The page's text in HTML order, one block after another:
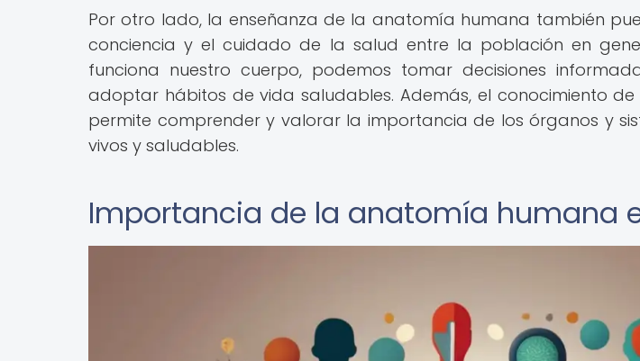
Por otro lado, la enseñanza de la anatomía humana también
conciencia y el cuidado de la salud entre la población en
funciona nuestro cuerpo, podemos tomar decisiones
adoptar hábitos de vida saludables. Además, el conocimiento
permite comprender y valorar la importancia de los órganos y
vivos y saludables.
Importancia de la anatomía humana